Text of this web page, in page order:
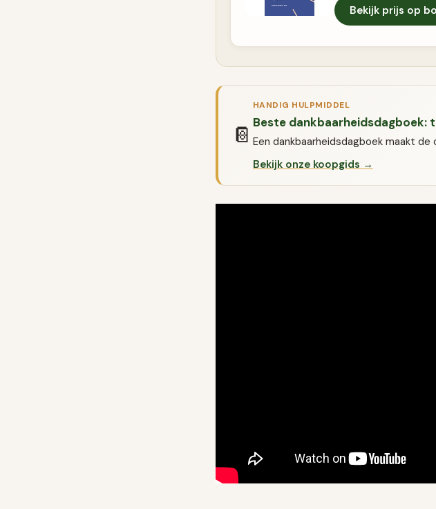
Bekijk prijs op
📔
HANDIG HULPMIDDEL
Beste dankbaarheidsdagboek:
Een dankbaarheidsdagboek maakt de
Bekijk onze koopgids →